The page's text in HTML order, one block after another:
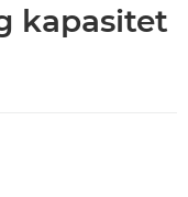
kapasitet